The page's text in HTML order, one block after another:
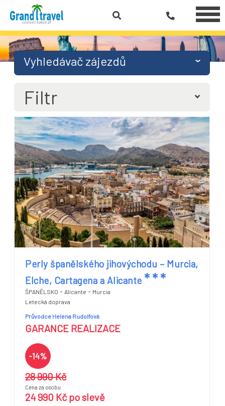
Vyhledávač zájezdů
Filtr
Perly španělského jihovýchodu – Murcia,
Elche, Cartagena a Alicante ***
ŠPANĚLSKO - Alicante - Murcia
Letecká doprava
Průvodce Helena Rudolfová
GARANCE REALIZACE
-14%
28 990 Kč
Cena za osobu
24 990 Kč po slevě